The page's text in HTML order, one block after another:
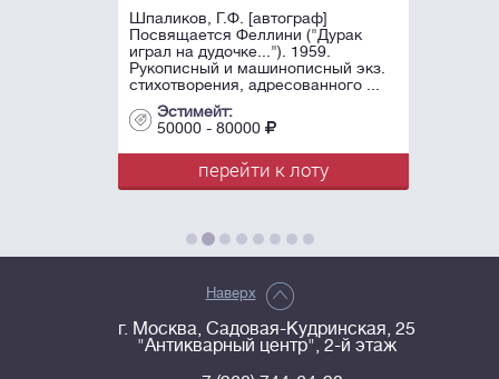
Шпаликов, Г.Ф. [автограф]
Посвящается Феллини ("Дурак
играл на дудочке..."). 1959.
Рукописный и машинописный экз.
стихотворения, адресованного ...
Эстимейт:
50000 - 80000
перейти к лоту
Наверх
г. Москва, Садовая-Кудринская, 25
"Антикварный центр", 2-й этаж